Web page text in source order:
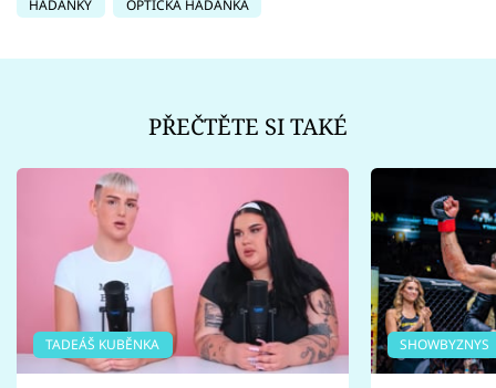
HÁDANKY OPTICKÁ HÁDANKA
PŘEČTĚTE SI TAKÉ
TADEÁŠ KUBĚNKA SHOWBYZNYS